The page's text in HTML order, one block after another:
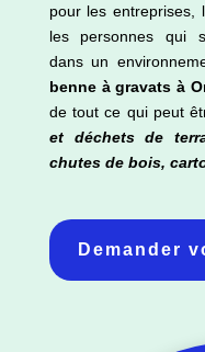
pour les entreprises,
les personnes qui
dans un
benne à gravats à
de tout ce qui peut
et déchets de
chutes de bois,
Demander